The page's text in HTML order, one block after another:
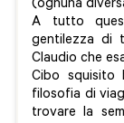
(ognuna
A tutto
gentilezza di
Claudio che
Cibo squisito
filosofia di
trovare la